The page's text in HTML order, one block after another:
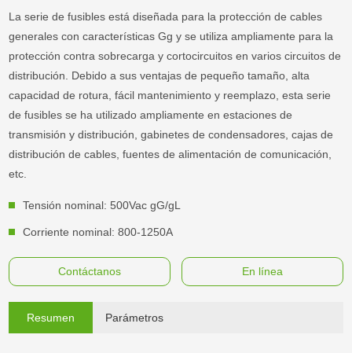
La serie de fusibles está diseñada para la protección de cables
generales con características Gg y se utiliza ampliamente para la
protección contra sobrecarga y cortocircuitos en varios circuitos de
distribución. Debido a sus ventajas de pequeño tamaño, alta
capacidad de rotura, fácil mantenimiento y reemplazo, esta serie
de fusibles se ha utilizado ampliamente en estaciones de
transmisión y distribución, gabinetes de condensadores, cajas de
distribución de cables, fuentes de alimentación de comunicación,
etc.
Tensión nominal: 500Vac gG/gL
Corriente nominal: 800-1250A
Contáctanos En línea
Resumen Parámetros